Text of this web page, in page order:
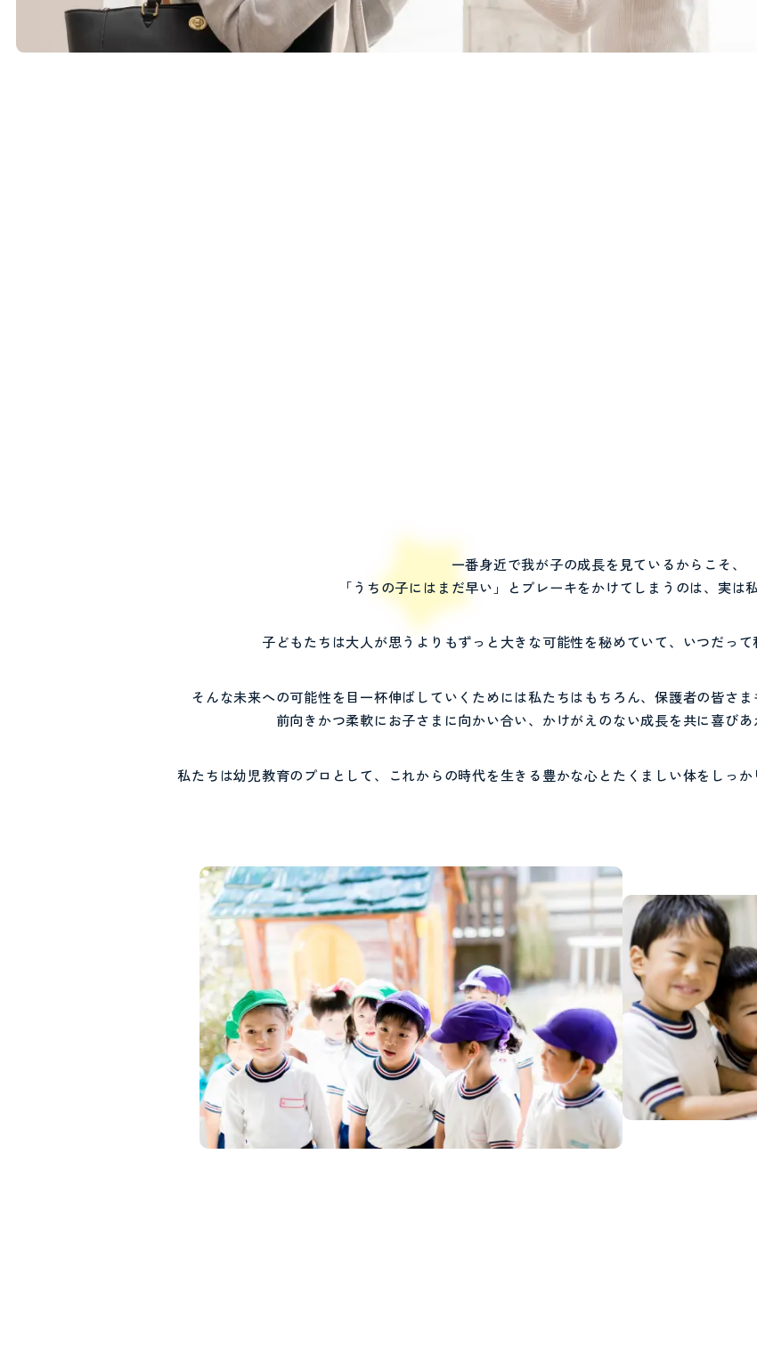
一番身近で我が子の成長を見ているからこそ、
「うちの子にはまだ早い」と ブレーキをかけてしまうのは、 実は
子どもたちは大人が思うよりもずっと大きな可能性を秘めていて、 いつだって
そんな未来への可能性を 目一杯伸ばしていくためには私たちはもちろん、保護者の皆さま
前向きかつ柔軟にお子さまに向かい合い、 かけがえのない成長を共に喜びあ
私たちは幼児教育のプロとして、 これからの時代を生きる豊かな心と たくましい体をしっか